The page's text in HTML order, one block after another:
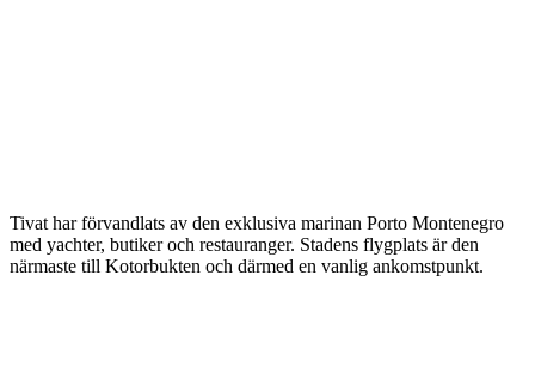
Tivat har förvandlats av den exklusiva marinan Porto Montenegro
med yachter, butiker och restauranger. Stadens flygplats är den
närmaste till Kotorbukten och därmed en vanlig ankomstpunkt.